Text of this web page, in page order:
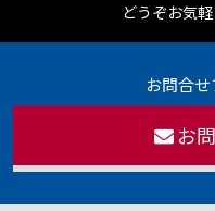
どうぞお気
お問合
お